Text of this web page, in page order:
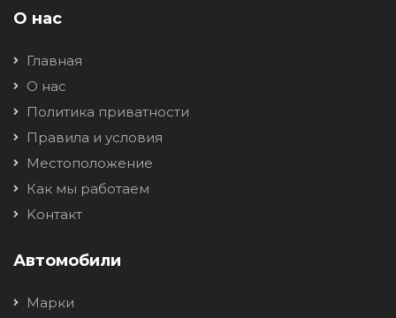
О нас
Главная
О нас
Политика приватности
Правила и условия
Местоположение
Как мы работаем
Kонтакт
Автомобили
Марки